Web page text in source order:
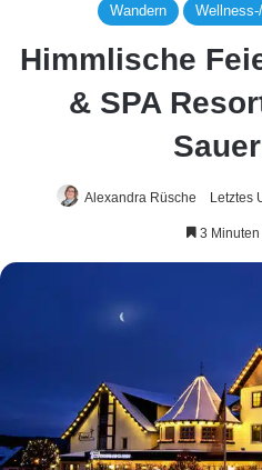
Wandern
Himmlische
& SPA
Alexandra Rüsche Letztes
3 Minuten